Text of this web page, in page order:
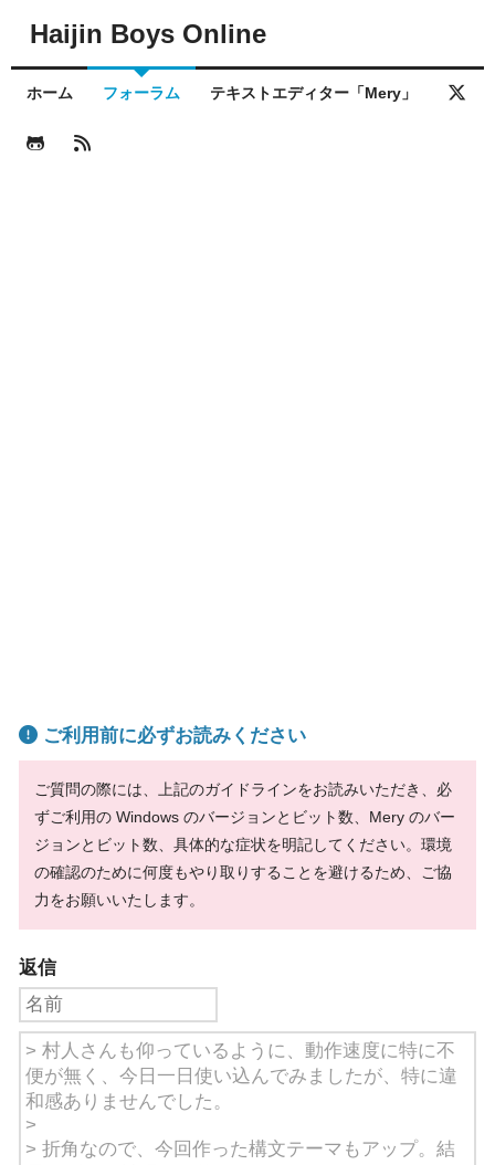
Haijin Boys Online
ホーム フォーラム テキストエディター「Mery」
ご利用前に必ずお読みください
ご質問の際には、上記のガイドラインをお読みいただき、必
ずご利用の Windows のバージョンとビット数、Mery のバー
ジョンとビット数、具体的な症状を明記してください。環境
の確認のために何度もやり取りすることを避けるため、ご協
力をお願いいたします。
返信